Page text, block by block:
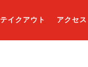
テイクアウト アクセス